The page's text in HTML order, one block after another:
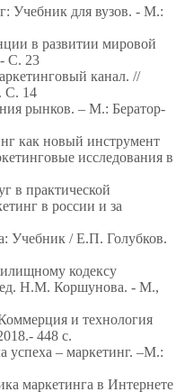
Учебник для вузов. - М.:
в развитии мировой
С. 23
канал. //
С. 14
рынков. – М.: Бератор-
как новый инструмент
исследования в
в практической
в россии и за
Учебник / Е.П. Голубков.
кодексу
Н.М. Коршунова. - М.,
и технология
448 с.
успеха – маркетинг. –М.:
маркетинга в Интернете